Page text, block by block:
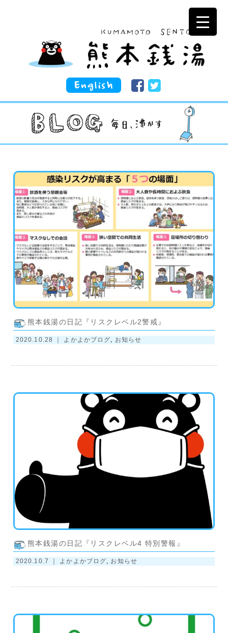
熊本銭湯の日記『リスクレベル2警戒』
2020.10.28 ｜ よかよかブログ お知らせ
熊本銭湯の日記『リスクレベル4 特別警報』
2020.10.7 ｜ よかよかブログ お知らせ